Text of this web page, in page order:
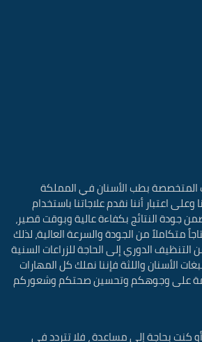
المتخصصة بطب الأسنان في المملكة
وعلى اعتبار أننا نقدم علاجاتنا باستخدام
جودة النتائج بكفاءة عالية وبوقت قصير،
متكاملاً من الجودة والسرعة العالية، لذلك
الدوري إلى الحاجة للزراعات السنية
الأسنان واللثة فإننا نملك كل المهارات
على وجوهكم وتحسين صحتكم وشعوركم
كنت بحاجة إلى مساعدة ، فلا تتردد في